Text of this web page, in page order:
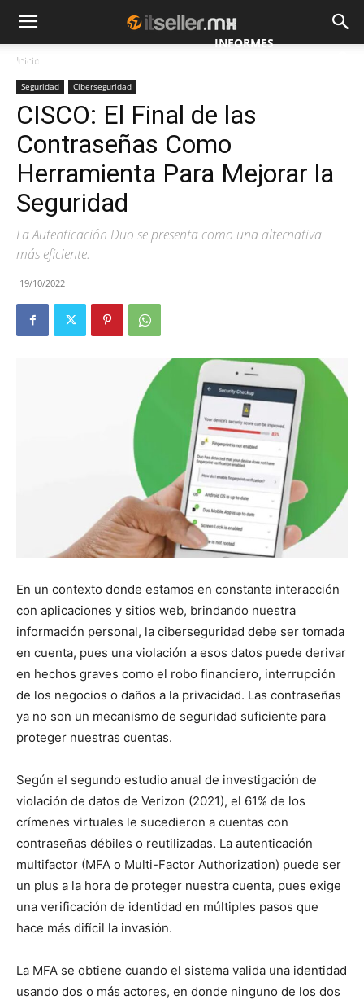
NOTICIAS
INFORMES
Inicio
Seguridad Ciberseguridad
CISCO: El Final de las
Contraseñas Como
Herramienta Para Mejorar la
Seguridad
La Autenticación Duo se presenta como una alternativa
más eficiente.
19/10/2022
En un contexto donde estamos en constante interacción
con aplicaciones y sitios web, brindando nuestra
información personal, la ciberseguridad debe ser tomada
en cuenta, pues una violación a esos datos puede derivar
en hechos graves como el robo financiero, interrupción
de los negocios o daños a la privacidad. Las contraseñas
ya no son un mecanismo de seguridad suficiente para
proteger nuestras cuentas.
Según el segundo estudio anual de investigación de
violación de datos de Verizon (2021), el 61% de los
crímenes virtuales le sucedieron a cuentas con
contraseñas débiles o reutilizadas. La autenticación
multifactor (MFA o Multi-Factor Authorization) puede ser
un plus a la hora de proteger nuestra cuenta, pues exige
una verificación de identidad en múltiples pasos que
hace más difícil la invasión.
La MFA se obtiene cuando el sistema valida una identidad
usando dos o más actores, en donde ninguno de los dos